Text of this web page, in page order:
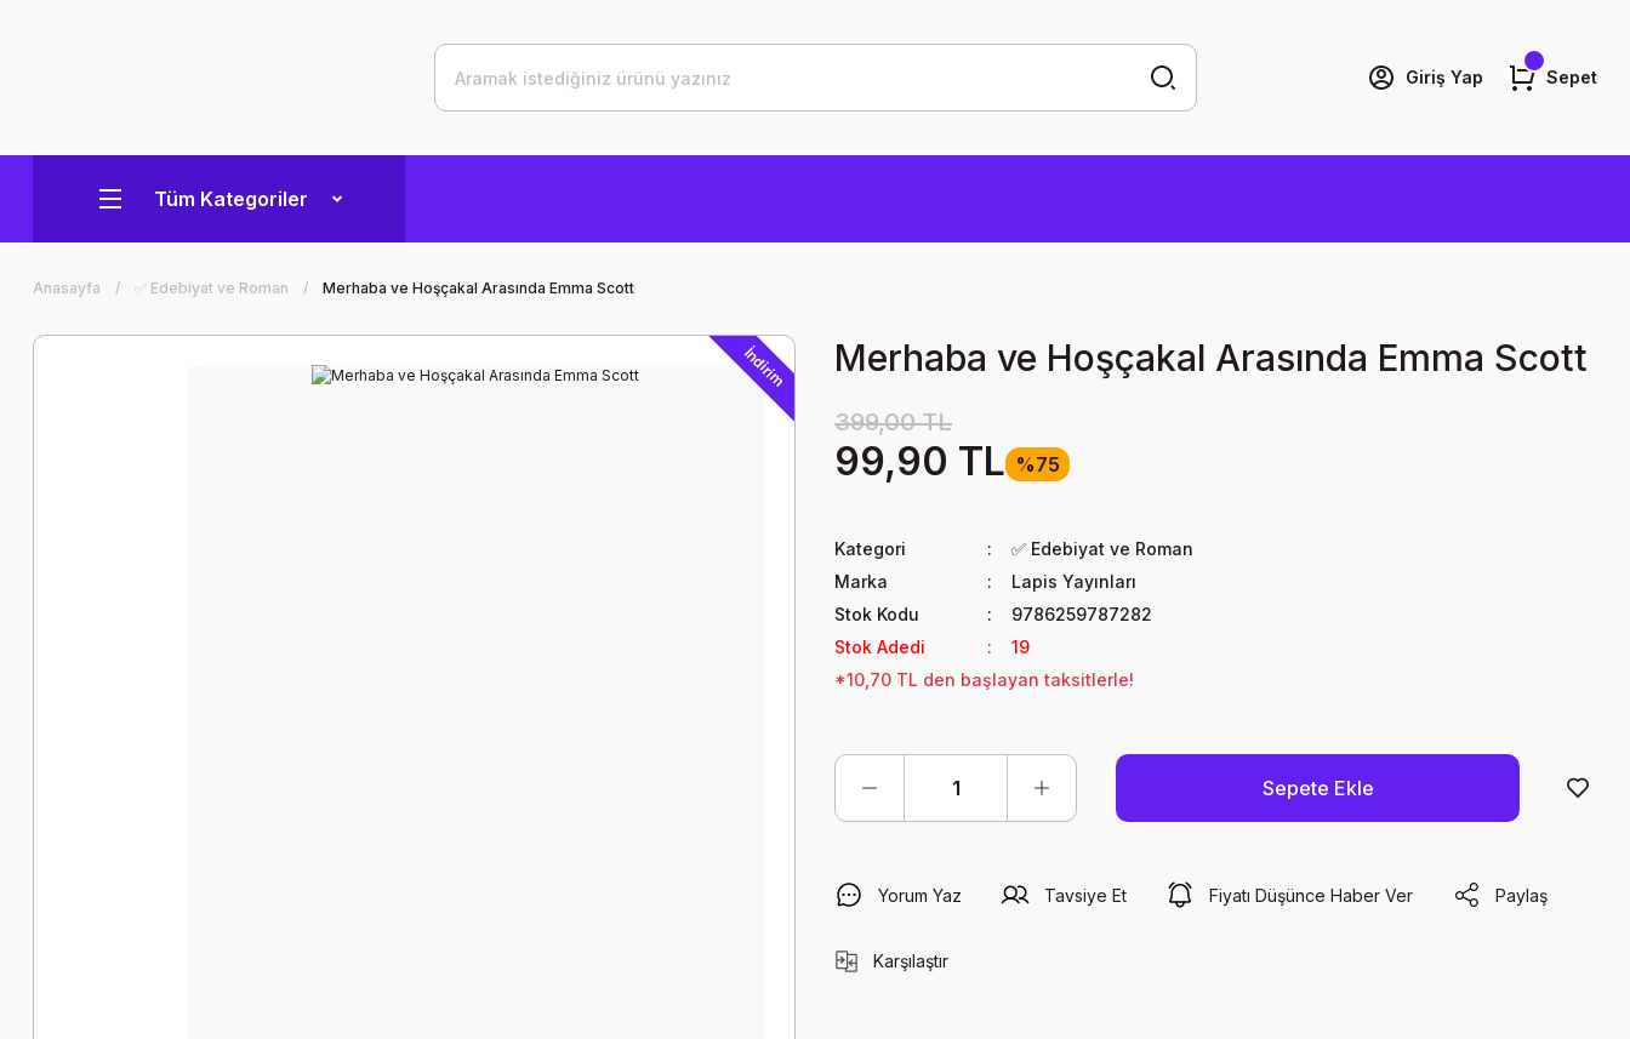
Giriş Yap Sepet
Tüm Kategoriler
Anasayfa ✅ Edebiyat ve Roman Merhaba ve Hoşçakal Arasında Emma Scott
İndirim Merhaba ve Hoşçakal Arasında Emma Scott
399,00 TL
99,90 TL %75
Kategori
✅ Edebiyat ve Roman
Marka
Lapis Yayınları
Stok Kodu
9786259787282
Stok Adedi
19
*10,70 TL den başlayan taksitlerle!
Sepete Ekle
Yorum Yaz Tavsiye Et Fiyatı Düşünce Haber Ver Paylaş
Karşılaştır